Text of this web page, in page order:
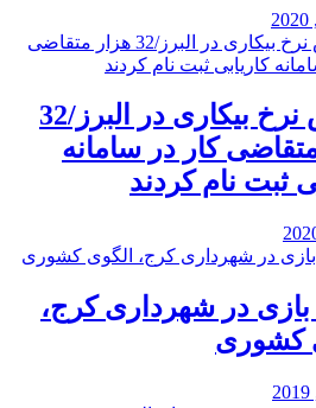
کاهش نرخ بیکاری در البرز/32
کار در سامانه
ثبت نام کردند
بازی در شهرداری کرج،
کشوری